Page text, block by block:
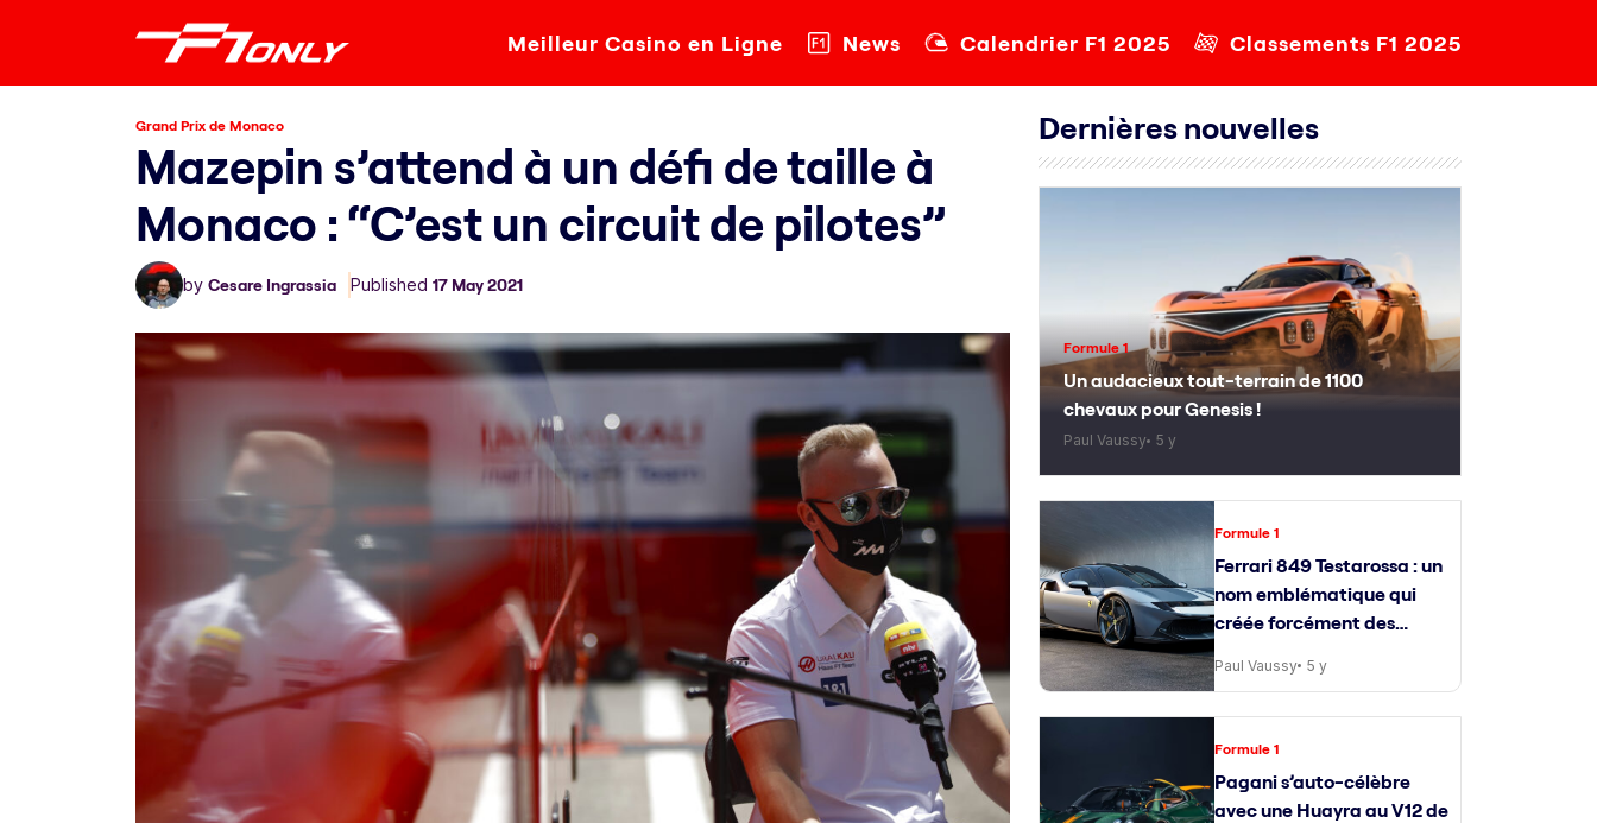
Meilleur Casino en Ligne News Calendrier F1 2025 Classements F1 2025
Grand Prix de Monaco
Mazepin s’attend à un défi de taille à
Monaco : “C’est un circuit de pilotes”
by Cesare Ingrassia Published 17 May 2021
Dernières nouvelles
Formule 1
Un audacieux tout-terrain de 1100
chevaux pour Genesis !
Paul Vaussy 5 y
Formule 1
Ferrari 849 Testarossa : un
nom emblématique qui
créée forcément des
attentes
Paul Vaussy 5 y
Formule 1
Pagani s’auto-célèbre
avec une Huayra au V12 de